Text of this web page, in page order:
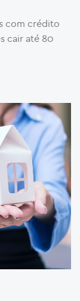
com crédito
cair até 80